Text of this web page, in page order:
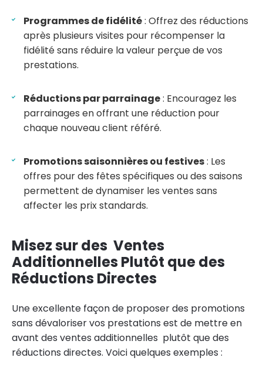
Programmes de fidélité: Offrez des réductions
après plusieurs visites pour récompenser la
fidélité sans réduire la valeur perçue de vos
prestations.
Réductions par parrainage: Encouragez les
parrainages en offrant une réduction pour
chaque nouveau client référé.
Promotions saisonnières ou festives: Les
offres pour des fêtes spécifiques ou des saisons
permettent de dynamiser les ventes sans
affecter les prix standards.
Misez sur des Ventes
Additionnelles Plutôt que des
Réductions Directes
Une excellente façon de proposer des promotions
sans dévaloriser vos prestations est de mettre en
avant des ventes additionnelles plutôt que des
réductions directes. Voici quelques exemples :